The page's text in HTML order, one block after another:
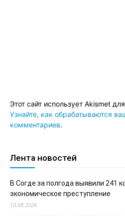
Этот сайт использует Akismet
Узнайте, как обрабатываются
комментариев.
Лента новостей
В Согде за полгода выявили 241
экономическое преступление
10.08.2026